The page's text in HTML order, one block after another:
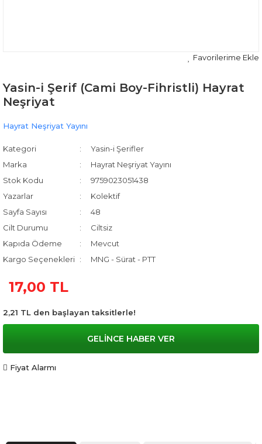
Yasin-i Şerif (Cami Boy-Fihristli) Hayrat
Neşriyat
Hayrat Neşriyat Yayını
Kategori
Yasin-i Şerifler
Marka
Hayrat Neşriyat Yayını
Stok Kodu
9759023051438
Yazarlar
Kolektif
Sayfa Sayısı
48
Cilt Durumu
Ciltsiz
Kapıda Ödeme
Mevcut
Kargo Seçenekleri
MNG - Sürat - PTT
17,00 TL
2,21 TL den başlayan taksitlerle!
GELİNCE HABER VER
Fiyat Alarmı